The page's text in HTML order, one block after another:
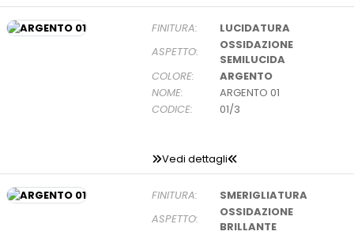
FINITURA:
LUCIDATURA
ASPETTO:
OSSIDAZIONE
SEMILUCIDA
COLORE:
ARGENTO
NOME:
ARGENTO 01
CODICE:
01/3
Vedi dettagli
FINITURA:
SMERIGLIATURA
ASPETTO:
OSSIDAZIONE
BRILLANTE